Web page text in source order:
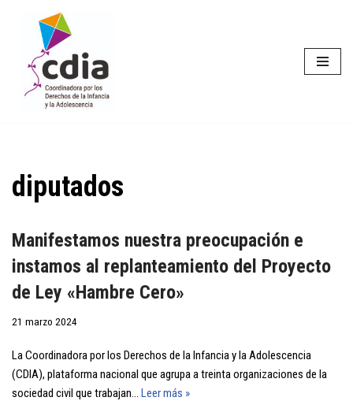
contenido
diputados
Manifestamos nuestra preocupación e
instamos al replanteamiento del Proyecto
de Ley «Hambre Cero»
21 marzo 2024
La Coordinadora por los Derechos de la Infancia y la Adolescencia
(CDIA), plataforma nacional que agrupa a treinta organizaciones de la
sociedad civil que trabajan… Leer más »